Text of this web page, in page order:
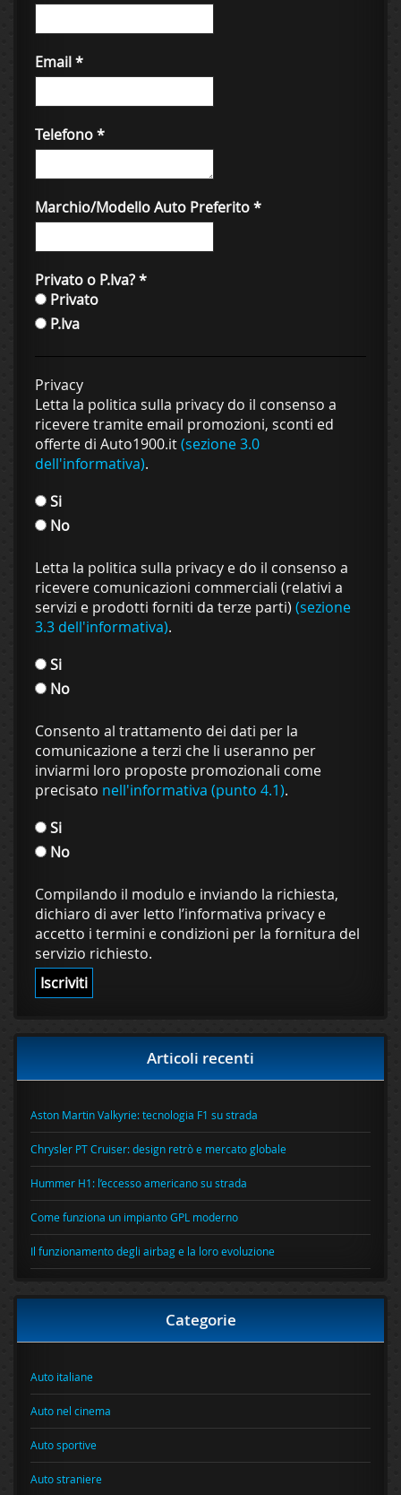
Email*
Telefono*
Marchio/Modello Auto Preferito*
Privato o P.Iva?*
Privato
P.Iva
Privacy
Letta la politica sulla privacy do il consenso a
ricevere tramite email promozioni, sconti ed
offerte di Auto1900.it(sezione 3.0
dell'informativa).
Si
No
Letta la politica sulla privacy e do il consenso a
ricevere comunicazioni commerciali (relativi a
servizi e prodotti forniti da terze parti) (sezione
3.3 dell'informativa).
Si
No
Consento al trattamento dei dati per la
comunicazione a terzi che li useranno per
inviarmi loro proposte promozionali come
precisato nell'informativa (punto 4.1).
Si
No
Compilando il modulo e inviando la richiesta,
dichiaro di aver letto l’informativa privacy e
accetto i termini e condizioni per la fornitura del
servizio richiesto.
Articoli recenti
Aston Martin Valkyrie: tecnologia F1 su strada
Chrysler PT Cruiser: design retrò e mercato globale
Hummer H1: l’eccesso americano su strada
Come funziona un impianto GPL moderno
Il funzionamento degli airbag e la loro evoluzione
Categorie
Auto italiane
Auto nel cinema
Auto sportive
Auto straniere